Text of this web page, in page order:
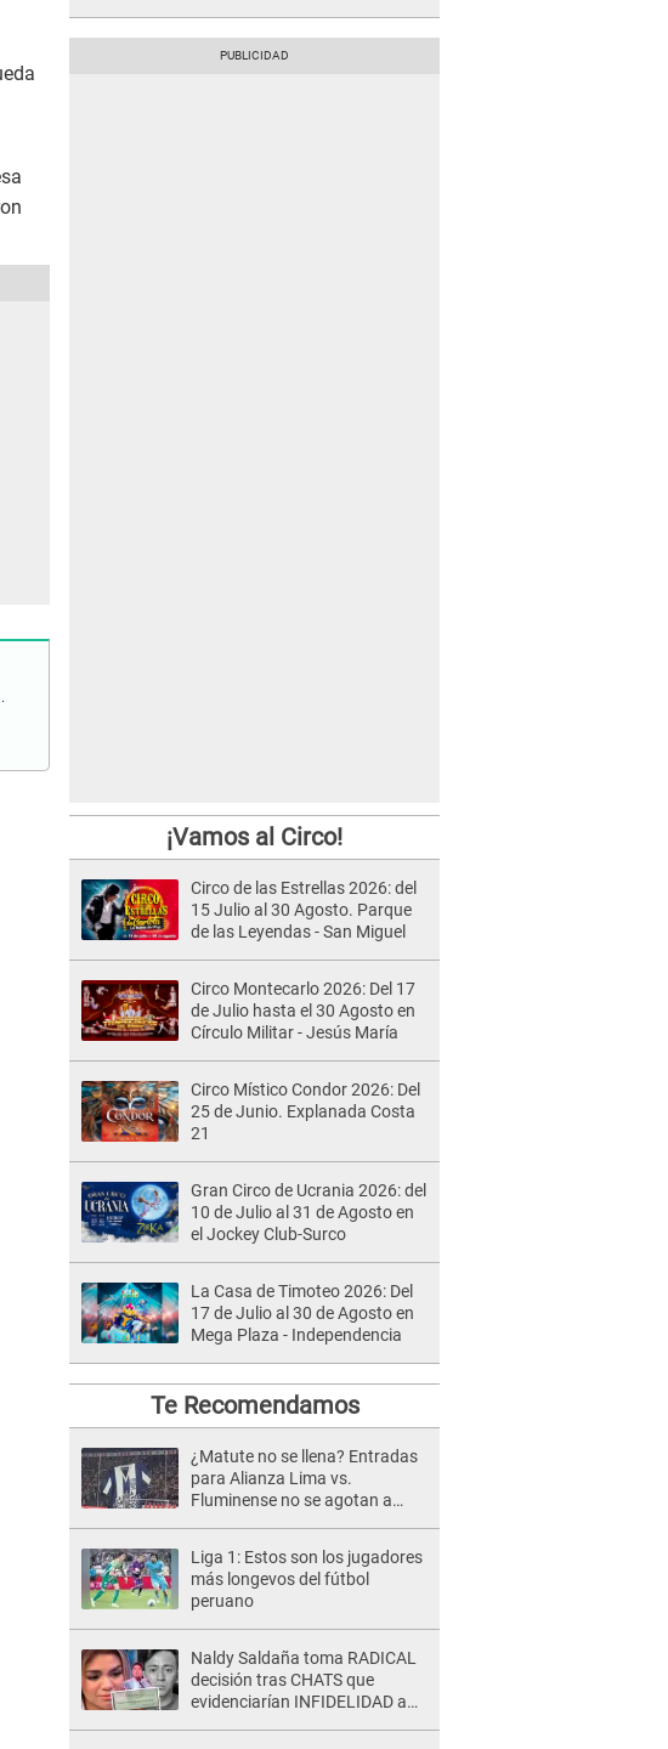
¡Vamos al Circo!
Circo de las Estrellas 2026: del
15 Julio al 30 Agosto. Parque
de las Leyendas - San Miguel
Circo Montecarlo 2026: Del 17
de Julio hasta el 30 Agosto en
Círculo Militar - Jesús María
Circo Místico Condor 2026: Del
25 de Junio. Explanada Costa
21
Gran Circo de Ucrania 2026: del
10 de Julio al 31 de Agosto en
el Jockey Club-Surco
La Casa de Timoteo 2026: Del
17 de Julio al 30 de Agosto en
Mega Plaza - Independencia
Te Recomendamos
¿Matute no se llena? Entradas
para Alianza Lima vs.
Fluminense no se agotan a
Liga 1: Estos son los jugadores
más longevos del fútbol
peruano
Naldy Saldaña toma RADICAL
decisión tras CHATS que
evidenciarían INFIDELIDAD a